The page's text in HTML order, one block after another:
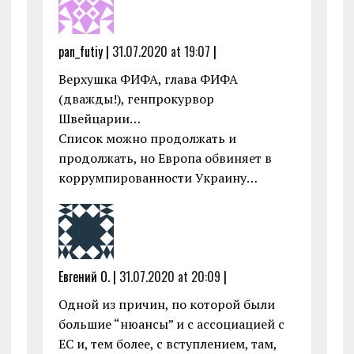
pan_futiy | 31.07.2020 at 19:07 |
Верхушка ФИФА, глава ФИФА
(дважды!), генпрокурвор
Швейцарии…
Список можно продолжать и
продолжать, но Европа обвиняет в
коррумпированности Украину…
Евгений О. | 31.07.2020 at 20:09 |
Одной из причин, по которой были
большие “нюансы” и с ассоциацией с
ЕС и, тем более, с вступлением, там,